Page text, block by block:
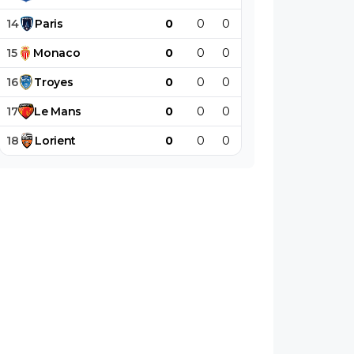
14 Paris 0 0 0
15 Monaco 0 0 0
16 Troyes 0 0 0
17 Le Mans 0 0 0
18 Lorient 0 0 0